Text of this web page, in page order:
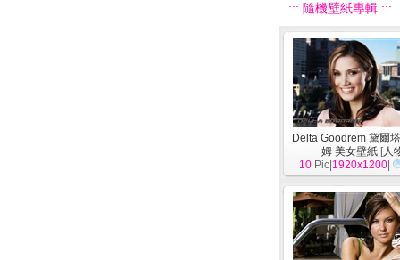
::: 隨機壁紙專輯 :::
Delta Goodrem 黛爾
姆 美女壁紙 [人
10 Pic| 1920x1200